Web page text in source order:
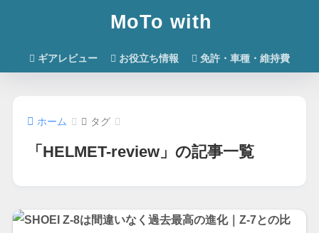
MoTo with
ギアレビュー お役立ち情報 免許・車種・維持費
ホーム タグ
「HELMET-review」の記事一覧